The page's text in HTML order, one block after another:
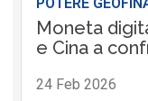
Moneta
e Cina a
24 Feb 2026